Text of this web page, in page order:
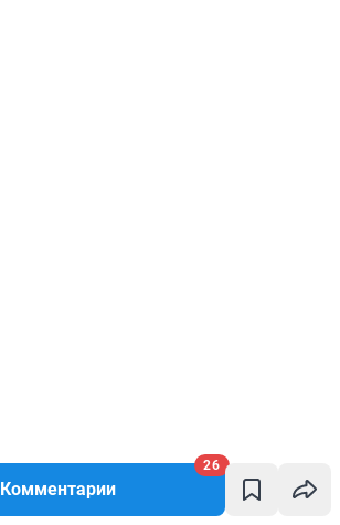
Комментарии
26